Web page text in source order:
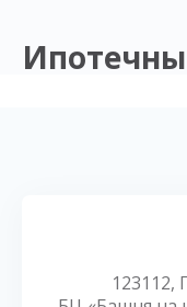
123112,